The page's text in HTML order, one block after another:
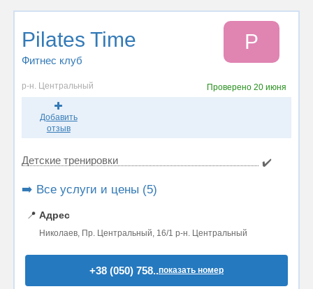
Pilates Time
Фитнес клуб
P
р-н. Центральный Проверено 20 июня
Добавить
отзыв
Детские тренировки ✔️
➡️ Все услуги и цены (5)
📍 Адрес
Николаев, Пр. Центральный, 16/1 р-н. Центральный
+38 (050) 758..показать номер